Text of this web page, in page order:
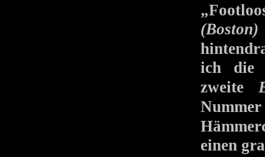
(Boston)
ich die
zweite
einen